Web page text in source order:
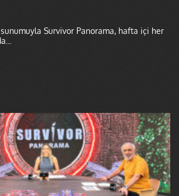
Survivor Panorama, hafta içi her